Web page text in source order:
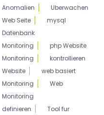
Anomalien
Uberwachen
Web Seite
mysql
Datenbank
Monitoring
php Website
Monitoring
kontrollieren
Website
web basiert
Monitoring
Web
Monitoring
definieren
Tool fur